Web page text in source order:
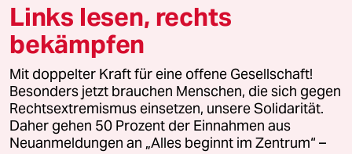
© 2026 taz Verlags und Vertriebs GmbH
Alle Rechte vorbehalten. Bei rechtlichen Fragen oder für Genehmigungen
wenden Sie sich bitte an
lizenzen@taz.de
Feedback Redaktionsstatut Kommune-Richtlinien
Links lesen, rechts
bekämpfen
Mit doppelter Kraft für eine offene Gesellschaft!
Besonders jetzt brauchen Menschen, die sich gegen
Rechtsextremismus einsetzen, unsere Solidarität.
Daher gehen 50 Prozent der Einnahmen aus
Neuanmeldungen an „Alles beginnt im Zentrum“ –